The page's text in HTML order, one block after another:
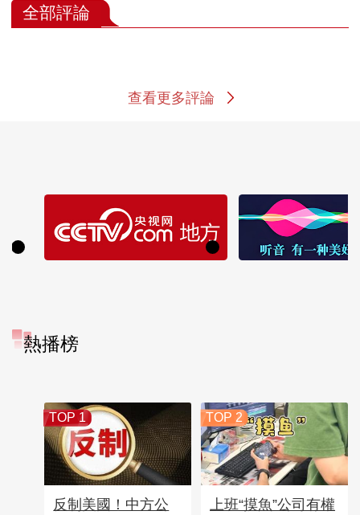
全部評論
查看更多評論
熱播榜
TOP 1
反制美國！中方公
TOP 2
上班“摸魚”公司有權